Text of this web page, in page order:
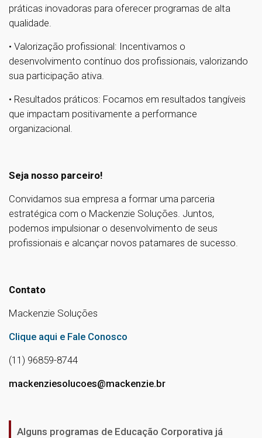
práticas inovadoras para oferecer programas de alta
qualidade.
• Valorização profissional: Incentivamos o
desenvolvimento contínuo dos profissionais, valorizando
sua participação ativa.
• Resultados práticos: Focamos em resultados tangíveis
que impactam positivamente a performance
organizacional.
Seja nosso parceiro!
Convidamos sua empresa a formar uma parceria
estratégica com o Mackenzie Soluções. Juntos,
podemos impulsionar o desenvolvimento de seus
profissionais e alcançar novos patamares de sucesso.
Contato
Mackenzie Soluções
Clique aqui e Fale Conosco
(11) 96859-8744
mackenziesolucoes@mackenzie.br
Alguns programas de Educação Corporativa já